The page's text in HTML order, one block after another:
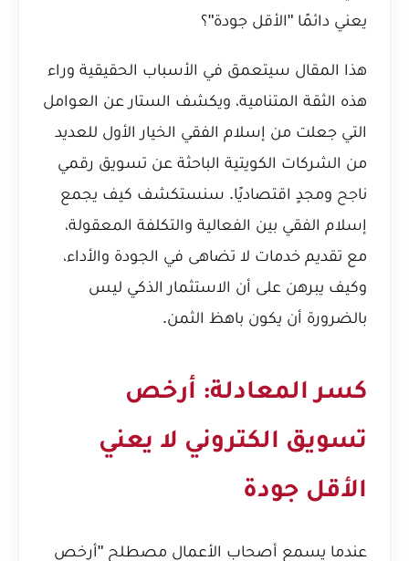
يعني دائمًا "الأقل جودة"؟
هذا المقال سيتعمق في الأسباب الحقيقية وراء
هذه الثقة المتنامية، ويكشف الستار عن العوامل
التي جعلت من إسلام الفقي الخيار الأول للعديد
من الشركات الكويتية الباحثة عن تسويق رقمي
ناجح ومجدٍ اقتصاديًا. سنستكشف كيف يجمع
إسلام الفقي بين الفعالية والتكلفة المعقولة،
مع تقديم خدمات لا تضاهى في الجودة والأداء،
وكيف يبرهن على أن الاستثمار الذكي ليس
بالضرورة أن يكون باهظ الثمن.
كسر المعادلة: أرخص
تسويق الكتروني لا يعني
الأقل جودة
عندما يسمع أصحاب الأعمال مصطلح "أرخص